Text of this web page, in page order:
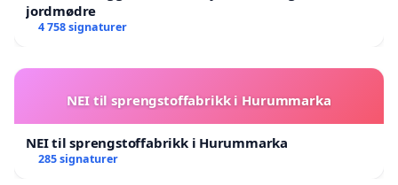
jordmødre
4 758 signaturer
NEI til sprengstoffabrikk i Hurummarka
NEI til sprengstoffabrikk i Hurummarka
285 signaturer